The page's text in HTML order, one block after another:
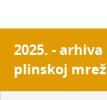
2025. -
plinskoj